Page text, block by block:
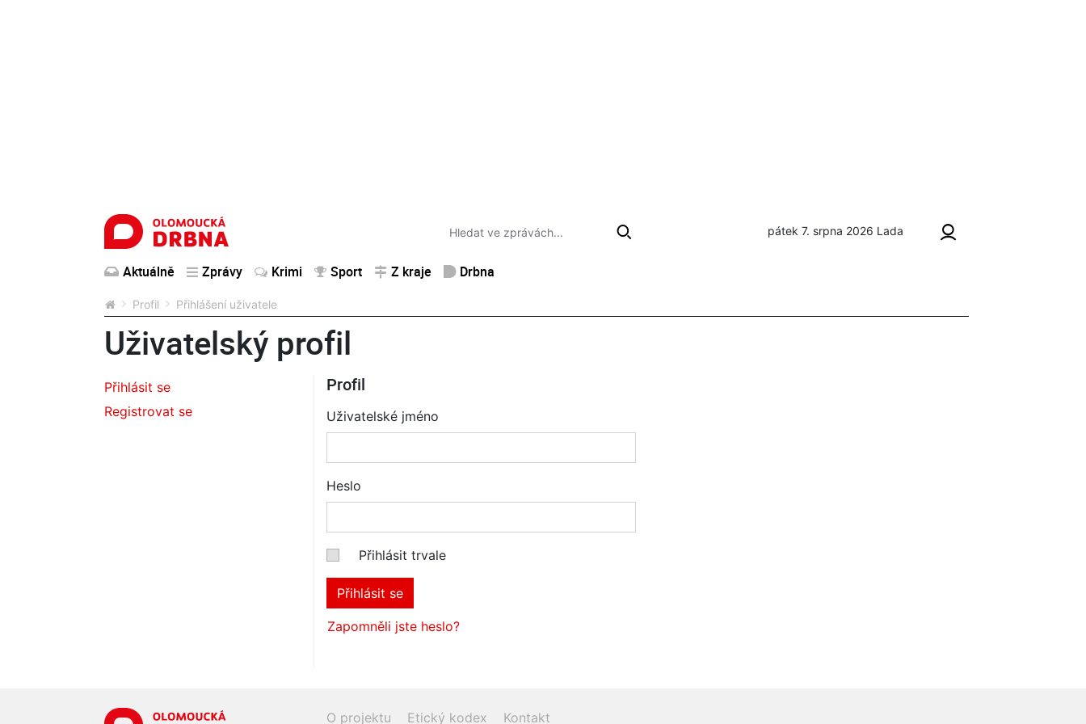
pátek 7. srpna 2026 Lada
Aktuálně Zprávy Krimi Sport Z kraje Drbna
Profil Přihlášení uživatele
Uživatelský profil
Přihlásit se
Registrovat se
Profil
Uživatelské jméno
Heslo
Přihlásit trvale
Přihlásit se
Zapomněli jste heslo?
O projektu Etický kodex Kontakt